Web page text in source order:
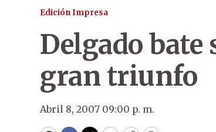
Edición Impresa
Delgado bate
gran triunfo
Abril 8, 2007 09:00 p. m.